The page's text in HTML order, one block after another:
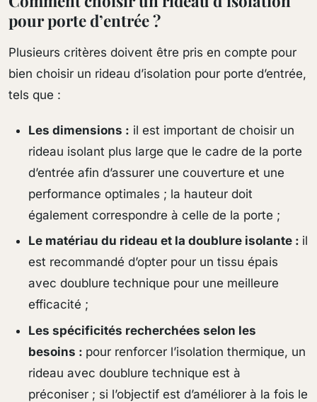
pour porte d’entrée ?
Plusieurs critères doivent être pris en compte pour
bien choisir un rideau d’isolation pour porte d’entrée,
tels que :
Les dimensions : il est important de choisir un
rideau isolant plus large que le cadre de la porte
d’entrée afin d’assurer une couverture et une
performance optimales ; la hauteur doit
également correspondre à celle de la porte ;
Le matériau du rideau et la doublure isolante : il
est recommandé d’opter pour un tissu épais
avec doublure technique pour une meilleure
efficacité ;
Les spécificités recherchées selon les
besoins : pour renforcer l’isolation thermique, un
rideau avec doublure technique est à
préconiser ; si l’objectif est d’améliorer à la fois le